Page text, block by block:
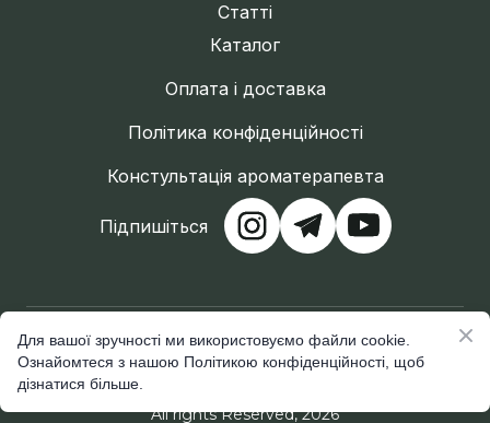
Статті
Каталог
Оплата і доставка
Політика конфіденційності
Констультація ароматерапевта
Підпишіться
Подаруй пісню
,Бергамот ,
All rights Reserved, 2026
Для вашої зручності ми використовуємо файли cookie.
Ознайомтеся з нашою Політикою конфіденційності, щоб
дізнатися більше.